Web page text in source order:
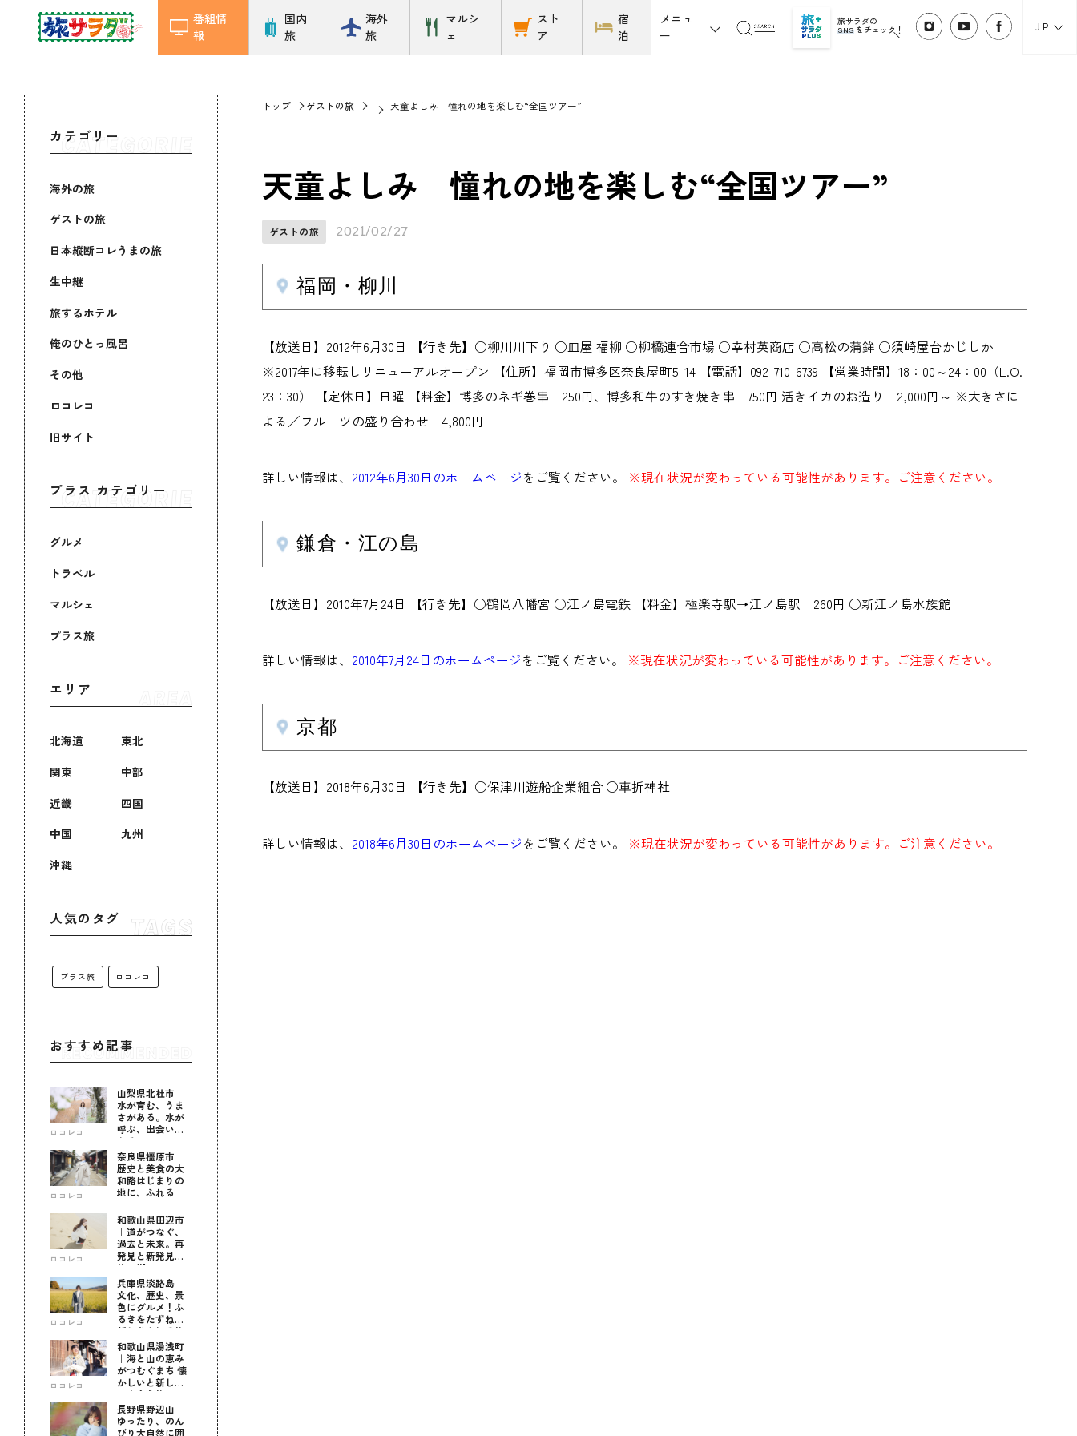
番組情
報
国内
旅
海外
旅
マルシ
ェ
スト
ア
宿
泊
メニュ
ー
旅サラダの
SNS をチェック！ JP
カテゴリー
海外の旅
ゲストの旅
日本縦断コレうまの旅
生中継
旅するホテル
俺のひとっ風呂
その他
ロコレコ
旧サイト
プラス カテゴリー
グルメ
トラベル
マルシェ
プラス旅
エリア
北海道
東北
関東
中部
近畿
四国
中国
九州
沖縄
人気のタグ
プラス旅 ロコレコ
おすすめ記事
ロコレコ
山梨県北杜市｜
水が育む、うま
さがある。水が
呼ぶ、出会いが
ある。
ロコレコ
奈良県橿原市｜
歴史と美食の大
和路はじまりの
地に、ふれる
ロコレコ
和歌山県田辺市
｜道がつなぐ、
過去と未来。再
発見と新発見の
待つ街へ
ロコレコ
兵庫県淡路島｜
文化、歴史、景
色にグルメ！ふ
るきをたずねて
新しきを知る旅
ロコレコ
和歌山県湯浅町
｜海と山の恵み
がつむぐまち 懐
かしいと新しい
に出会う旅
長野県野辺山｜
ゆったり、のん
びり大自然に囲
トップ ゲストの旅 天童よしみ 憧れの地を楽しむ“全国ツアー”
天童よしみ 憧れの地を楽しむ“全国ツアー”
ゲストの旅 2021/02/27
福岡・柳川
【放送日】2012年6月30日 【行き先】○柳川川下り ○皿屋 福柳 ○柳橋連合市場 ○幸村英商店 ○高松の蒲鉾 ○須崎屋台かじしか
※2017年に移転しリニューアルオープン 【住所】福岡市博多区奈良屋町5-14 【電話】092-710-6739 【営業時間】18：00～24：00（L.O.
23：30） 【定休日】日曜 【料金】博多のネギ巻串 250円、博多和牛のすき焼き串 750円 活きイカのお造り 2,000円～ ※大きさに
よる／フルーツの盛り合わせ 4,800円
詳しい情報は、 2012年6月30日のホームページをご覧ください。 ※現在状況が変わっている可能性があります。ご注意ください。
鎌倉・江の島
【放送日】2010年7月24日 【行き先】○鶴岡八幡宮 ○江ノ島電鉄 【料金】極楽寺駅→江ノ島駅 260円 ○新江ノ島水族館
詳しい情報は、 2010年7月24日のホームページをご覧ください。 ※現在状況が変わっている可能性があります。ご注意ください。
京都
【放送日】2018年6月30日 【行き先】○保津川遊船企業組合 ○車折神社
詳しい情報は、 2018年6月30日のホームページをご覧ください。 ※現在状況が変わっている可能性があります。ご注意ください。